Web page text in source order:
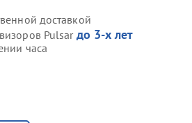
доставкой
Pulsar до 3-х лет
часа